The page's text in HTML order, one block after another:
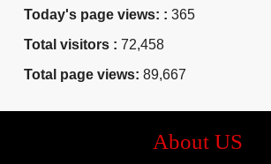
Today's page views: : 365
Total visitors : 72,458
Total page views: 89,667
About US